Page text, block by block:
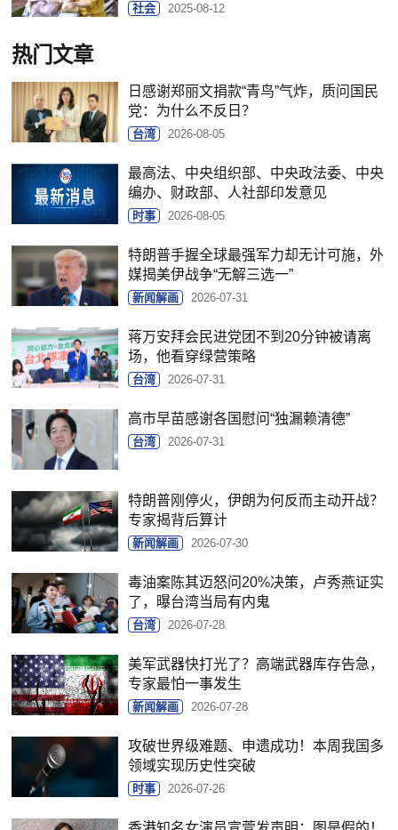
社会 2025-08-12
热门文章
日感谢郑丽文捐款“青鸟”气炸，质问国民
党：为什么不反日？
台湾 2026-08-05
最高法、中央组织部、中央政法委、中央
编办、财政部、人社部印发意见
时事 2026-08-05
特朗普手握全球最强军力却无计可施，外
媒揭美伊战争“无解三选一”
新闻解画 2026-07-31
蒋万安拜会民进党团不到20分钟被请离
场，他看穿绿营策略
台湾 2026-07-31
高市早苗感谢各国慰问“独漏赖清德”
台湾 2026-07-31
特朗普刚停火，伊朗为何反而主动开战？
专家揭背后算计
新闻解画 2026-07-30
毒油案陈其迈怒问20%决策，卢秀燕证实
了，曝台湾当局有内鬼
台湾 2026-07-28
美军武器快打光了？高端武器库存告急，
专家最怕一事发生
新闻解画 2026-07-28
攻破世界级难题、申遗成功！本周我国多
领域实现历史性突破
时事 2026-07-26